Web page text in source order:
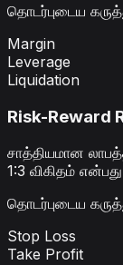
தொடர்புடைய
Margin
Leverage
Liquidation
Risk-Reward
சாத்தியமான
1:3 விகிதம்
தொடர்புடைய
Stop Loss
Take Profit